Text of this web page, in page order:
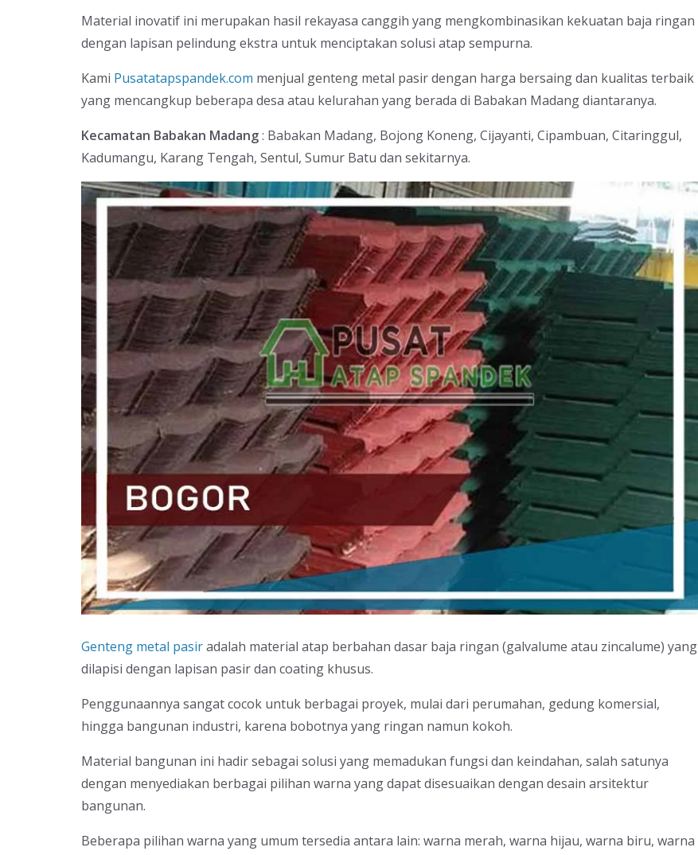
Material inovatif ini merupakan hasil rekayasa canggih yang mengkombinasikan kekuatan baja ringan
dengan lapisan pelindung ekstra untuk menciptakan solusi atap sempurna.
Kami Pusatatapspandek.com menjual genteng metal pasir dengan harga bersaing dan kualitas terbaik
yang mencangkup beberapa desa atau kelurahan yang berada di Babakan Madang diantaranya.
Kecamatan Babakan Madang: Babakan Madang, Bojong Koneng, Cijayanti, Cipambuan, Citaringgul,
Kadumangu, Karang Tengah, Sentul, Sumur Batu dan sekitarnya.
Genteng metal pasiradalah material atap berbahan dasar baja ringan (galvalume atau zincalume) yang
dilapisi dengan lapisan pasir dan coating khusus.
Penggunaannya sangat cocok untuk berbagai proyek, mulai dari perumahan, gedung komersial,
hingga bangunan industri, karena bobotnya yang ringan namun kokoh.
Material bangunan ini hadir sebagai solusi yang memadukan fungsi dan keindahan, salah satunya
dengan menyediakan berbagai pilihan warna yang dapat disesuaikan dengan desain arsitektur
bangunan.
Beberapa pilihan warna yang umum tersedia antara lain: warna merah, warna hijau, warna biru, warna